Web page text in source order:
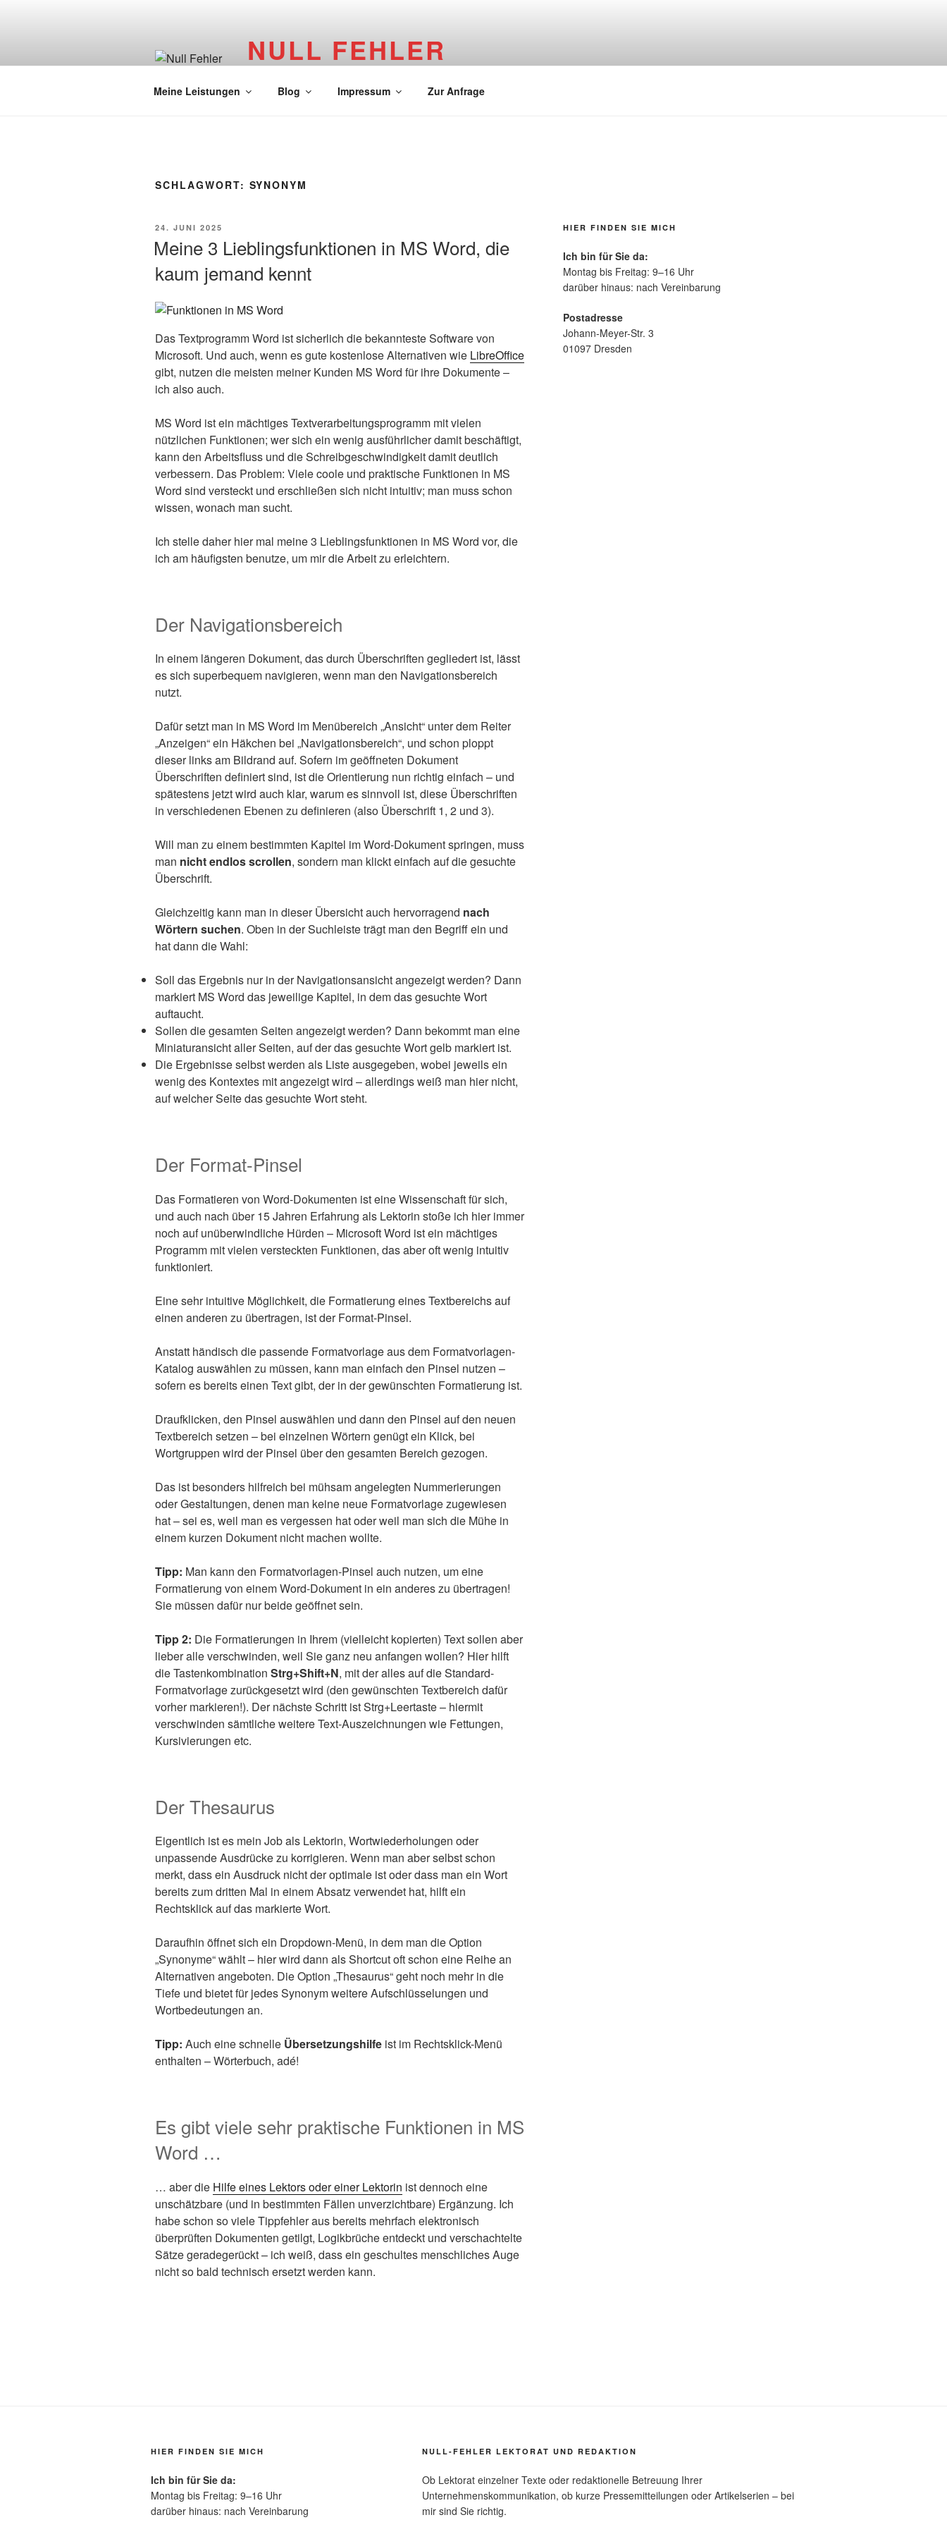
NULL FEHLER
Meine Leistungen Blog Impressum Zur Anfrage
SCHLAGWORT: SYNONYM
VERÖFFENTLICHT
24. JUNI 2025
Meine 3 Lieblingsfunktionen in MS Word, die
kaum jemand kennt
Das Textprogramm Word ist sicherlich die bekannteste Software von
Microsoft. Und auch, wenn es gute kostenlose Alternativen wie LibreOffice
gibt, nutzen die meisten meiner Kunden MS Word für ihre Dokumente –
ich also auch.
MS Word ist ein mächtiges Textverarbeitungsprogramm mit vielen
nützlichen Funktionen; wer sich ein wenig ausführlicher damit beschäftigt,
kann den Arbeitsfluss und die Schreibgeschwindigkeit damit deutlich
verbessern. Das Problem: Viele coole und praktische Funktionen in MS
Word sind versteckt und erschließen sich nicht intuitiv; man muss schon
wissen, wonach man sucht.
Ich stelle daher hier mal meine 3 Lieblingsfunktionen in MS Word vor, die
ich am häufigsten benutze, um mir die Arbeit zu erleichtern.
Der Navigationsbereich
In einem längeren Dokument, das durch Überschriften gegliedert ist, lässt
es sich superbequem navigieren, wenn man den Navigationsbereich
nutzt.
Dafür setzt man in MS Word im Menübereich „Ansicht“ unter dem Reiter
„Anzeigen“ ein Häkchen bei „Navigationsbereich“, und schon ploppt
dieser links am Bildrand auf. Sofern im geöffneten Dokument
Überschriften definiert sind, ist die Orientierung nun richtig einfach – und
spätestens jetzt wird auch klar, warum es sinnvoll ist, diese Überschriften
in verschiedenen Ebenen zu definieren (also Überschrift 1, 2 und 3).
Will man zu einem bestimmten Kapitel im Word-Dokument springen, muss
man nicht endlos scrollen, sondern man klickt einfach auf die gesuchte
Überschrift.
Gleichzeitig kann man in dieser Übersicht auch hervorragend nach
Wörtern suchen. Oben in der Suchleiste trägt man den Begriff ein und
hat dann die Wahl:
Soll das Ergebnis nur in der Navigationsansicht angezeigt werden? Dann
markiert MS Word das jeweilige Kapitel, in dem das gesuchte Wort
auftaucht.
Sollen die gesamten Seiten angezeigt werden? Dann bekommt man eine
Miniaturansicht aller Seiten, auf der das gesuchte Wort gelb markiert ist.
Die Ergebnisse selbst werden als Liste ausgegeben, wobei jeweils ein
wenig des Kontextes mit angezeigt wird – allerdings weiß man hier nicht,
auf welcher Seite das gesuchte Wort steht.
Der Format-Pinsel
Das Formatieren von Word-Dokumenten ist eine Wissenschaft für sich,
und auch nach über 15 Jahren Erfahrung als Lektorin stoße ich hier immer
noch auf unüberwindliche Hürden – Microsoft Word ist ein mächtiges
Programm mit vielen versteckten Funktionen, das aber oft wenig intuitiv
funktioniert.
Eine sehr intuitive Möglichkeit, die Formatierung eines Textbereichs auf
einen anderen zu übertragen, ist der Format-Pinsel.
Anstatt händisch die passende Formatvorlage aus dem Formatvorlagen-
Katalog auswählen zu müssen, kann man einfach den Pinsel nutzen –
sofern es bereits einen Text gibt, der in der gewünschten Formatierung ist.
Draufklicken, den Pinsel auswählen und dann den Pinsel auf den neuen
Textbereich setzen – bei einzelnen Wörtern genügt ein Klick, bei
Wortgruppen wird der Pinsel über den gesamten Bereich gezogen.
Das ist besonders hilfreich bei mühsam angelegten Nummerierungen
oder Gestaltungen, denen man keine neue Formatvorlage zugewiesen
hat – sei es, weil man es vergessen hat oder weil man sich die Mühe in
einem kurzen Dokument nicht machen wollte.
Tipp: Man kann den Formatvorlagen-Pinsel auch nutzen, um eine
Formatierung von einem Word-Dokument in ein anderes zu übertragen!
Sie müssen dafür nur beide geöffnet sein.
Tipp 2: Die Formatierungen in Ihrem (vielleicht kopierten) Text sollen aber
lieber alle verschwinden, weil Sie ganz neu anfangen wollen? Hier hilft
die Tastenkombination Strg+Shift+N, mit der alles auf die Standard-
Formatvorlage zurückgesetzt wird (den gewünschten Textbereich dafür
vorher markieren!). Der nächste Schritt ist Strg+Leertaste – hiermit
verschwinden sämtliche weitere Text-Auszeichnungen wie Fettungen,
Kursivierungen etc.
Der Thesaurus
Eigentlich ist es mein Job als Lektorin, Wortwiederholungen oder
unpassende Ausdrücke zu korrigieren. Wenn man aber selbst schon
merkt, dass ein Ausdruck nicht der optimale ist oder dass man ein Wort
bereits zum dritten Mal in einem Absatz verwendet hat, hilft ein
Rechtsklick auf das markierte Wort.
Daraufhin öffnet sich ein Dropdown-Menü, in dem man die Option
„Synonyme“ wählt – hier wird dann als Shortcut oft schon eine Reihe an
Alternativen angeboten. Die Option „Thesaurus“ geht noch mehr in die
Tiefe und bietet für jedes Synonym weitere Aufschlüsselungen und
Wortbedeutungen an.
Tipp: Auch eine schnelle Übersetzungshilfe ist im Rechtsklick-Menü
enthalten – Wörterbuch, adé!
Es gibt viele sehr praktische Funktionen in MS
Word …
… aber die Hilfe eines Lektors oder einer Lektorin ist dennoch eine
unschätzbare (und in bestimmten Fällen unverzichtbare) Ergänzung. Ich
habe schon so viele Tippfehler aus bereits mehrfach elektronisch
überprüften Dokumenten getilgt, Logikbrüche entdeckt und verschachtelte
Sätze geradegerückt – ich weiß, dass ein geschultes menschliches Auge
nicht so bald technisch ersetzt werden kann.
HIER FINDEN SIE MICH
Ich bin für Sie da:
Montag bis Freitag: 9–16 Uhr
darüber hinaus: nach Vereinbarung
Postadresse
Johann-Meyer-Str. 3
01097 Dresden
HIER FINDEN SIE MICH
Ich bin für Sie da:
Montag bis Freitag: 9–16 Uhr
darüber hinaus: nach Vereinbarung
NULL-FEHLER LEKTORAT UND REDAKTION
Ob Lektorat einzelner Texte oder redaktionelle Betreuung Ihrer
Unternehmenskommunikation, ob kurze Pressemitteilungen oder Artikelserien – bei
mir sind Sie richtig.